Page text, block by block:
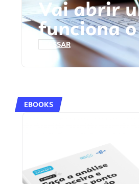
Vai abrir
funciona
ACESSAR
EBOOKS